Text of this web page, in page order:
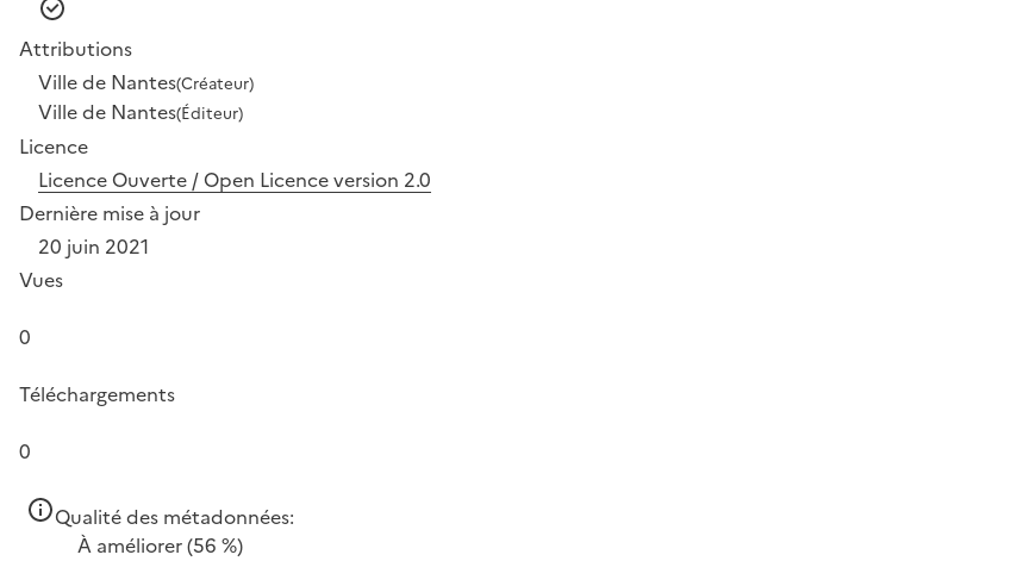
Attributions
Ville de Nantes(Créateur)
Ville de Nantes(Éditeur)
Licence
Licence Ouverte / Open Licence version 2.0
Dernière mise à jour
20 juin 2021
Vues
0
Téléchargements
0
Qualité des métadonnées:
À améliorer(56 %)